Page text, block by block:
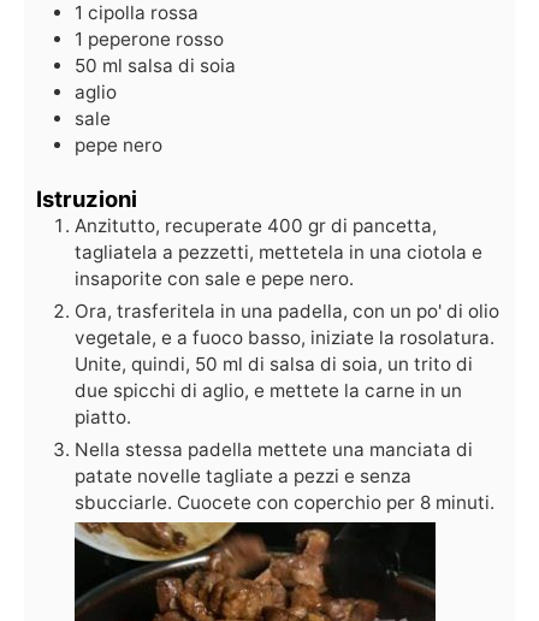
1 cipolla rossa
1 peperone rosso
50 ml salsa di soia
aglio
sale
pepe nero
Istruzioni
Anzitutto, recuperate 400 gr di pancetta,
tagliatela a pezzetti, mettetela in una ciotola e
insaporite con sale e pepe nero.
Ora, trasferitela in una padella, con un po' di olio
vegetale, e a fuoco basso, iniziate la rosolatura.
Unite, quindi, 50 ml di salsa di soia, un trito di
due spicchi di aglio, e mettete la carne in un
piatto.
Nella stessa padella mettete una manciata di
patate novelle tagliate a pezzi e senza
sbucciarle. Cuocete con coperchio per 8 minuti.